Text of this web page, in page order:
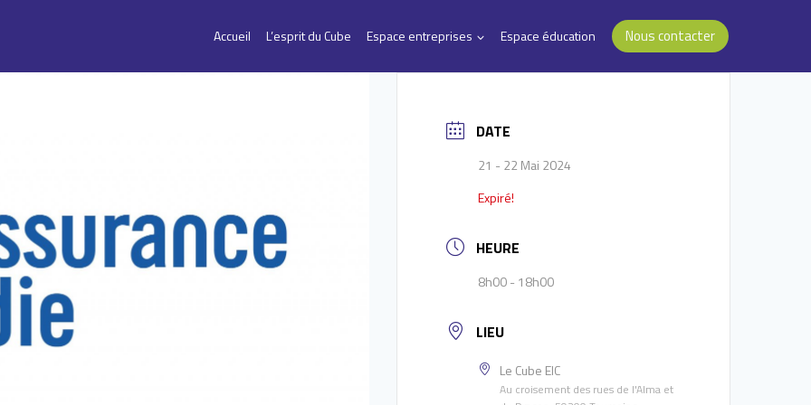
Accueil L’esprit du Cube Espace entreprises Espace éducation Nous contacter
DATE
21 - 22 Mai 2024
Expiré!
HEURE
8h00 - 18h00
LIEU
Le Cube EIC
Au croisement des rues de l'Alma et